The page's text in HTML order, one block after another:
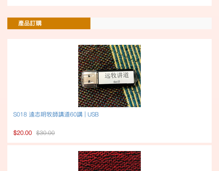
產品訂購
S018 遠志明牧師講道60講 | USB
$20.00 $30.00